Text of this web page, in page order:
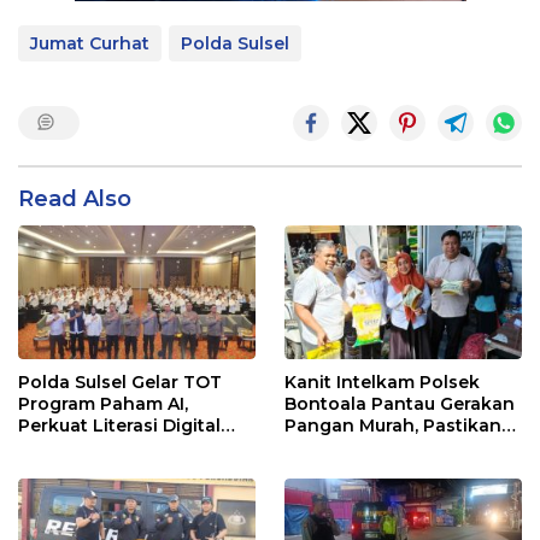
Jumat Curhat Polda Sulsel
Read Also
Polda Sulsel Gelar TOT
Program Paham AI,
Perkuat Literasi Digital
Kanit Intelkam Polsek
Bontoala Pantau Gerakan
Pangan Murah, Pastikan